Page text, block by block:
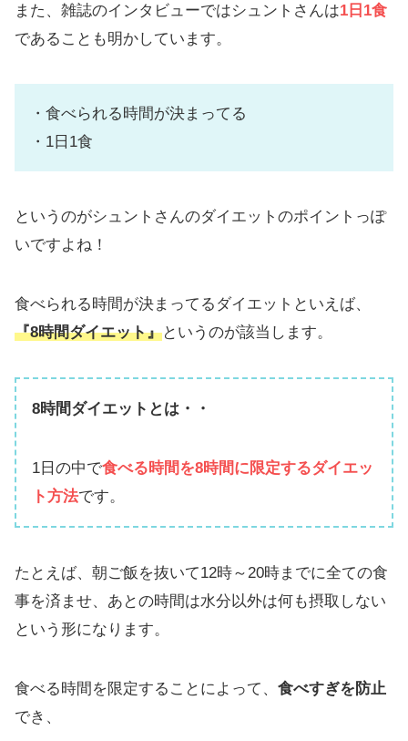
また、雑誌のインタビューではシュントさんは1日1食
であることも明かしています。
・食べられる時間が決まってる
・1日1食
というのがシュントさんのダイエットのポイントっぽ
いですよね！
食べられる時間が決まってるダイエットといえば、
『8時間ダイエット』というのが該当します。
8時間ダイエットとは・・
1日の中で食べる時間を8時間に限定するダイエッ
ト方法です。
たとえば、朝ご飯を抜いて12時～20時までに全ての食
事を済ませ、あとの時間は水分以外は何も摂取しない
という形になります。
食べる時間を限定することによって、 食べすぎを防止
でき、